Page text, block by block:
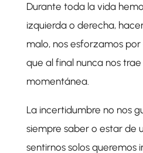
Durante toda la vida
izquierda o derecha,
malo, nos esforzamos
que al final nunca nos
momentánea.
La incertidumbre no nos
siempre saber o estar de
sentirnos solos queremos